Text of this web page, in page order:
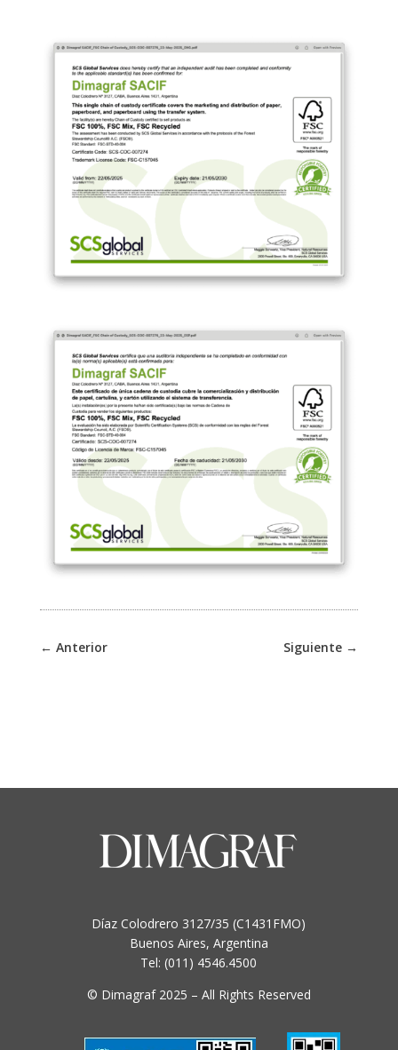
← Anterior Siguiente →
Díaz Colodrero 3127/35 (C1431FMO)
Buenos Aires, Argentina
Tel: (011) 4546.4500
© Dimagraf 2025 – All Rights Reserved